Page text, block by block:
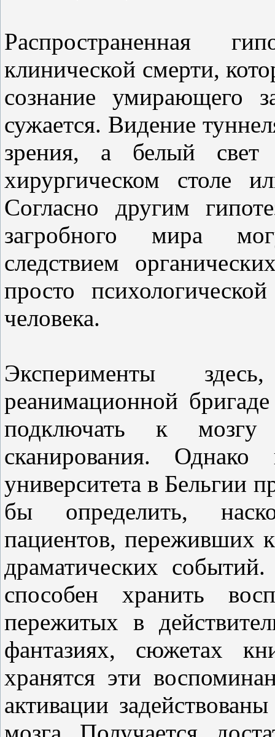
Распространенная
клинической смерти,
сознание умирающего
сужается. Видение
зрения, а белый
хирургическом столе
Согласно другим
загробного мира
следствием
просто
человека.
Эксперименты
реанимационной
подключать к
сканирования. Однако
университета в Бельгии
бы определить,
пациентов, переживших
драматических
способен хранить
пережитых в
фантазиях, сюжетах
хранятся эти
активации